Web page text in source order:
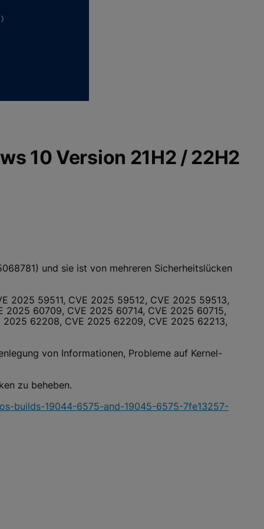
10 Version 21H2 / 22H2
und sie ist von mehreren Sicherheitslücken
2025 59511, CVE 2025 59512, CVE 2025 59513,
60709, CVE 2025 60714, CVE 2025 60715,
62208, CVE 2025 62209, CVE 2025 62213,
von Informationen, Probleme auf Kernel-
zu beheben.
builds-19044-6575-and-19045-6575-7fe13257-